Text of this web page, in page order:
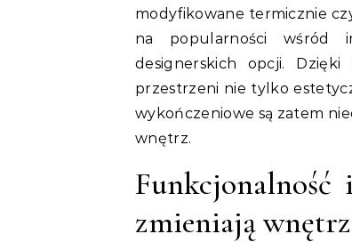
modyfikowane termicznie
na popularności wśród
designerskich opcji.
przestrzeni nie tylko
wykończeniowe są zatem
wnętrz.
zmieniają